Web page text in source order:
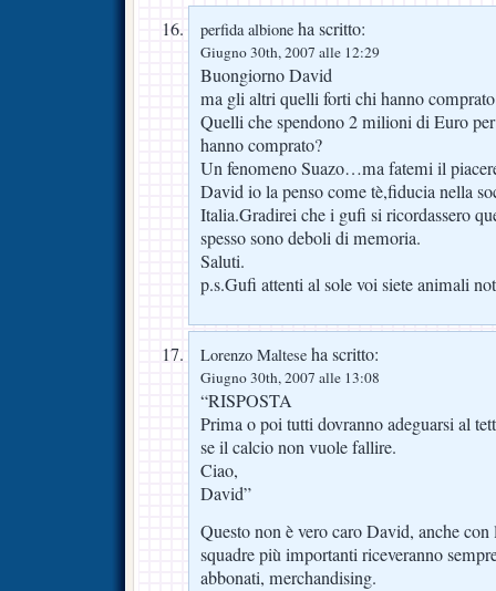
perfida albione ha scritto:
Giugno 30th, 2007 alle 12:29
Buongiorno David
ma gli altri quelli forti chi hanno
Quelli che spendono 2 milioni di Euro
hanno comprato?
Un fenomeno Suazo…ma fatemi il
David io la penso come tè,fiducia nella
Italia.Gradirei che i gufi si ricordassero
spesso sono deboli di memoria.
Saluti.
p.s.Gufi attenti al sole voi siete animali
Lorenzo Maltese ha scritto:
Giugno 30th, 2007 alle 13:08
“RISPOSTA
Prima o poi tutti dovranno adeguarsi al
se il calcio non vuole fallire.
Ciao,
David”
Questo non è vero caro David, anche
squadre più importanti riceveranno
abbonati, merchandising.